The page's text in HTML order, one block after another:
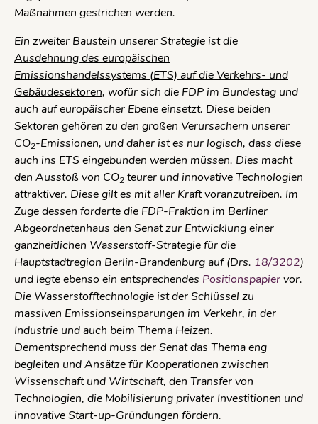
Maßnahmen gestrichen werden.
Ein zweiter Baustein unserer Strategie ist die
Ausdehnung des europäischen
Emissionshandelssystems (ETS) auf die Verkehrs- und
Gebäudesektoren, wofür sich die FDP im Bundestag und
auch auf europäischer Ebene einsetzt. Diese beiden
Sektoren gehören zu den großen Verursachern unserer
CO2-Emissionen, und daher ist es nur logisch, dass diese
auch ins ETS eingebunden werden müssen. Dies macht
den Ausstoß von CO2 teurer und innovative Technologien
attraktiver. Diese gilt es mit aller Kraft voranzutreiben. Im
Zuge dessen forderte die FDP-Fraktion im Berliner
Abgeordnetenhaus den Senat zur Entwicklung einer
ganzheitlichen Wasserstoff-Strategie für die
Hauptstadtregion Berlin-Brandenburgauf (Drs. 18/3202)
und legte ebenso ein entsprechendes Positionspapiervor.
Die Wasserstofftechnologie ist der Schlüssel zu
massiven Emissionseinsparungen im Verkehr, in der
Industrie und auch beim Thema Heizen.
Dementsprechend muss der Senat das Thema eng
begleiten und Ansätze für Kooperationen zwischen
Wissenschaft und Wirtschaft, den Transfer von
Technologien, die Mobilisierung privater Investitionen und
innovative Start-up-Gründungen fördern.